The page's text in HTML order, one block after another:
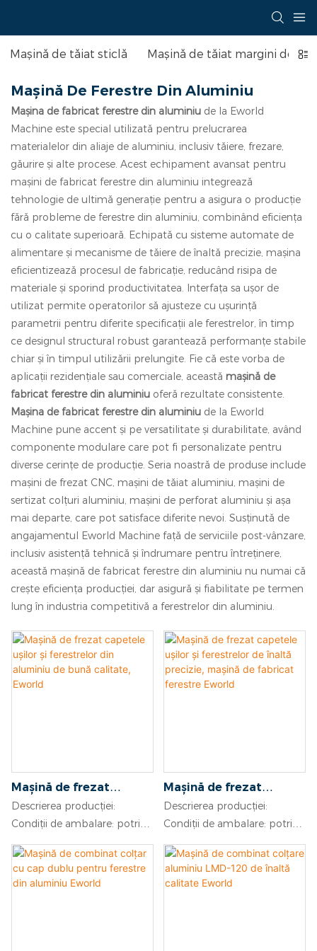
Mașină de tăiat sticlă Mașină de tăiat margini de
Mașină De Ferestre Din Aluminiu
Mașina de fabricat ferestre din aluminiu de la Eworld
Machine este special utilizată pentru prelucrarea
materialelor din aliaje de aluminiu, inclusiv tăiere, frezare,
găurire și alte procese. Acest echipament avansat pentru
mașini de fabricat ferestre din aluminiu integrează
tehnologie de ultimă generație pentru a asigura o producție
fără probleme de ferestre din aluminiu, combinând eficiența
cu o calitate superioară. Echipată cu sisteme automate de
alimentare și mecanisme de tăiere de înaltă precizie, mașina
eficientizează procesul de fabricație, reducând risipa de
materiale și sporind productivitatea. Interfața sa ușor de
utilizat permite operatorilor să ajusteze cu ușurință
parametrii pentru diferite specificații ale ferestrelor, în timp
ce designul structural robust garantează performanțe stabile
chiar și în timpul utilizării prelungite. Fie că este vorba de
aplicații rezidențiale sau comerciale, această mașină de
fabricat ferestre din aluminiu oferă rezultate consistente.
Mașina de fabricat ferestre din aluminiu de la Eworld
Machine pune accent și pe versatilitate și durabilitate, având
componente modulare care pot fi personalizate pentru
diverse cerințe de producție. Seria noastră de produse include
mașini de frezat CNC, mașini de tăiat aluminiu, mașini de
sertizat colțuri aluminiu, mașini de perforat aluminiu și așa
mai departe, care pot satisface diferite nevoi. Susținută de
angajamentul Eworld Machine față de serviciile post-vânzare,
inclusiv asistență tehnică și îndrumare pentru întreținere,
această mașină de fabricat ferestre din aluminiu nu numai că
crește eficiența producției, dar asigură și fiabilitate pe termen
lung în industria competitivă a ferestrelor din aluminiu.
Mașină de frezat
capetele ușilor și
ferestrelor din aluminiu
Eworld
Descrierea producției:
Condiții de ambalare: potrivit
pentru transport maritim.
Condiții de plată: avans 30%
T/T, restul trebuie plătit
Mașină de frezat
capetele ușilor și
ferestrelor de înaltă
fabricat ferestre
Eworld
Descrierea producției:
Condiții de ambalare: potrivit
pentru transport maritim.
Condiții de plată: avans 30%
T/T, soldul trebuie plătit